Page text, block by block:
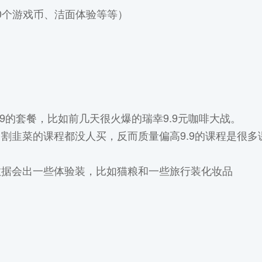
游戏币、洁面体验等等）
套餐，比如前几天很火爆的瑞幸9.9元咖啡大战。
韭菜的课程都没人买，反而质量偏高9.9的课程是很多
会出一些体验装，比如猫粮和一些旅行装化妆品